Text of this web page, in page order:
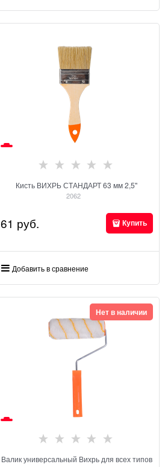
Кисть ВИХРЬ СТАНДАРТ 63 мм 2,5''
2062
61 руб. Купить
Добавить в сравнение
Валик универсальный Вихрь для всех типов
Нет в наличии